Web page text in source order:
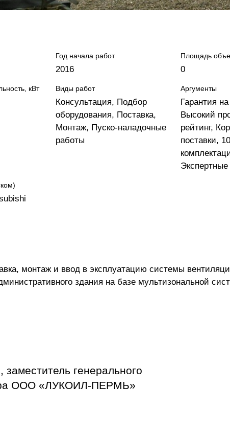
Год начала работ
2016
Площадь
0
кВт Виды работ
Консультация, Подбор
оборудования, Поставка,
Монтаж, Пуско-наладочные
работы
Аргументы
Гарантия
Высокий
рейтинг,
поставки,
Экспертные
монтаж и ввод в эксплуатацию системы
здания на базе мультизональной
заместитель генерального
ООО «ЛУКОИЛ-ПЕРМЬ»